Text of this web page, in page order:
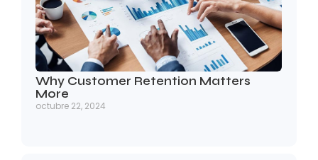
Why Customer Retention Matters
More
octubre 22, 2024